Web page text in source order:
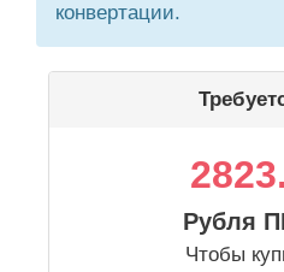
конвертации.
Рубля
Чтобы